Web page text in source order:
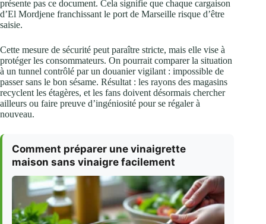
présente pas ce document. Cela signifie que chaque cargaison
d’El Mordjene franchissant le port de Marseille risque d’être
saisie.
Cette mesure de sécurité peut paraître stricte, mais elle vise à
protéger les consommateurs. On pourrait comparer la situation
à un tunnel contrôlé par un douanier vigilant : impossible de
passer sans le bon sésame. Résultat : les rayons des magasins
recyclent les étagères, et les fans doivent désormais chercher
ailleurs ou faire preuve d’ingéniosité pour se régaler à
nouveau.
Comment préparer une vinaigrette
maison sans vinaigre facilement